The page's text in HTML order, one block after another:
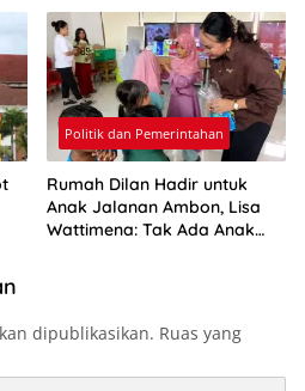
Politik dan Pemerintahan
Rumah Dilan Hadir untuk
Anak Jalanan Ambon, Lisa
Wattimena: Tak Ada Anak
dipublikasikan. Ruas yang